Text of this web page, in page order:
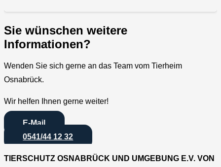
Sie wünschen weitere
Informationen?
Wenden Sie sich gerne an das Team vom Tierheim
Osnabrück.
Wir helfen Ihnen gerne weiter!
E-Mail
0541/44 12 32
TIERSCHUTZ OSNABRÜCK UND UMGEBUNG E.V. VON